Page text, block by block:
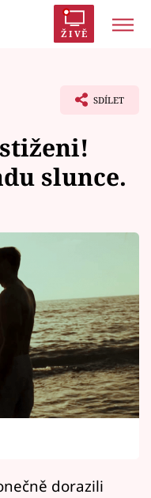
ŽIVĚ
SDÍLET
slunce.
dorazili